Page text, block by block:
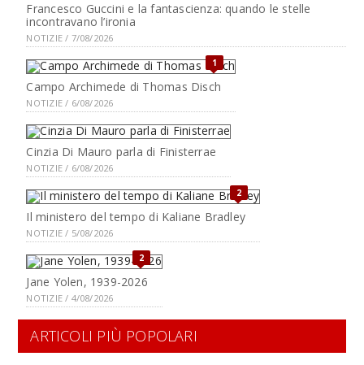
Francesco Guccini e la fantascienza: quando le stelle
incontravano l’ironia
NOTIZIE / 7/08/2026
1
Campo Archimede di Thomas Disch
NOTIZIE / 6/08/2026
Cinzia Di Mauro parla di Finisterrae
NOTIZIE / 6/08/2026
2
Il ministero del tempo di Kaliane Bradley
NOTIZIE / 5/08/2026
2
Jane Yolen, 1939-2026
NOTIZIE / 4/08/2026
ARTICOLI PIÙ POPOLARI